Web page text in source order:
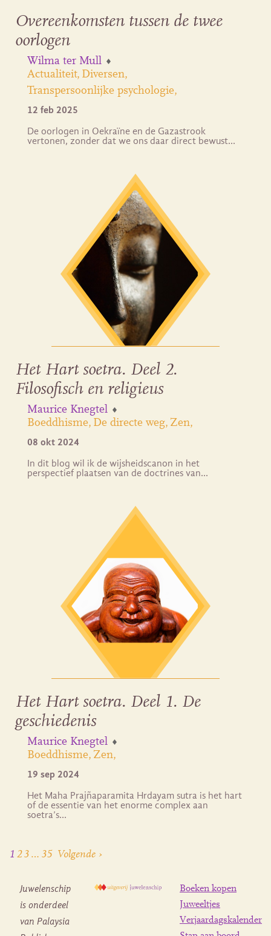
Overeenkomsten tussen de twee
oorlogen
Wilma ter Mull
Actualiteit Diversen
Transpersoonlijke psychologie
12 feb 2025
De oorlogen in Oekraïne en de Gazastrook
vertonen, zonder dat we ons daar direct bewust…
Het Hart soetra. Deel 2.
Filosofisch en religieus
Maurice Knegtel
Boeddhisme De directe weg Zen
08 okt 2024
In dit blog wil ik de wijsheidscanon in het
perspectief plaatsen van de doctrines van…
Het Hart soetra. Deel 1. De
geschiedenis
Maurice Knegtel
Boeddhisme Zen
19 sep 2024
Het Maha Prajñaparamita Hrdayam sutra is het hart
of de essentie van het enorme complex aan
soetra’s…
1 2 3 … 35 Volgende ›
Juwelenschip
is onderdeel
van Palaysia
Boeken kopen
Juweeltjes
Verjaardagskalender